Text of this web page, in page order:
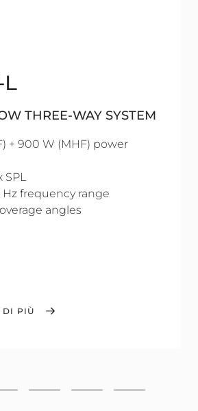
L
THREE-WAY SYSTEM
+ 900 W (MHF) power
SPL
Hz frequency range
angles
DI PIÙ